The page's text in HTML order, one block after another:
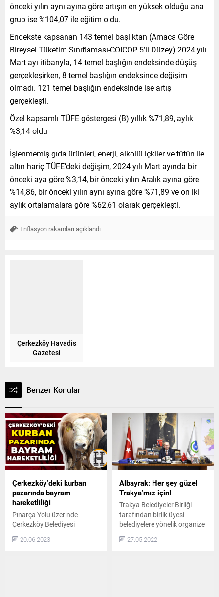
önceki yılın aynı ayına göre artışın en yüksek olduğu ana
grup ise %104,07 ile eğitim oldu.
Endekste kapsanan 143 temel başlıktan (Amaca Göre
Bireysel Tüketim Sınıflaması-COICOP 5’li Düzey) 2024 yılı
Mart ayı itibarıyla, 14 temel başlığın endeksinde düşüş
gerçekleşirken, 8 temel başlığın endeksinde değişim
olmadı. 121 temel başlığın endeksinde ise artış
gerçekleşti.
Özel kapsamlı TÜFE göstergesi (B) yıllık %71,89, aylık
%3,14 oldu
İşlenmemiş gıda ürünleri, enerji, alkollü içkiler ve tütün ile
altın hariç TÜFE’deki değişim, 2024 yılı Mart ayında bir
önceki aya göre %3,14, bir önceki yılın Aralık ayına göre
%14,86, bir önceki yılın aynı ayına göre %71,89 ve on iki
aylık ortalamalara göre %62,61 olarak gerçekleşti.
Enflasyon rakamları açıklandı
Çerkezköy Havadis
Gazetesi
Benzer Konular
Çerkezköy’deki kurban
pazarında bayram
hareketliliği
Pınarça Yolu üzerinde
Çerkezköy Belediyesi
Kurbanlık Hayvan Satış ve
Kesim Yeri’nde kurbanlık
20.06.2023
Albayrak: Her şey güzel
Trakya’mız için!
Trakya Belediyeler Birliği
tarafından birlik üyesi
belediyelere yönelik organize
edilen “Online Eğitim
Programları” yerel
27.05.2022